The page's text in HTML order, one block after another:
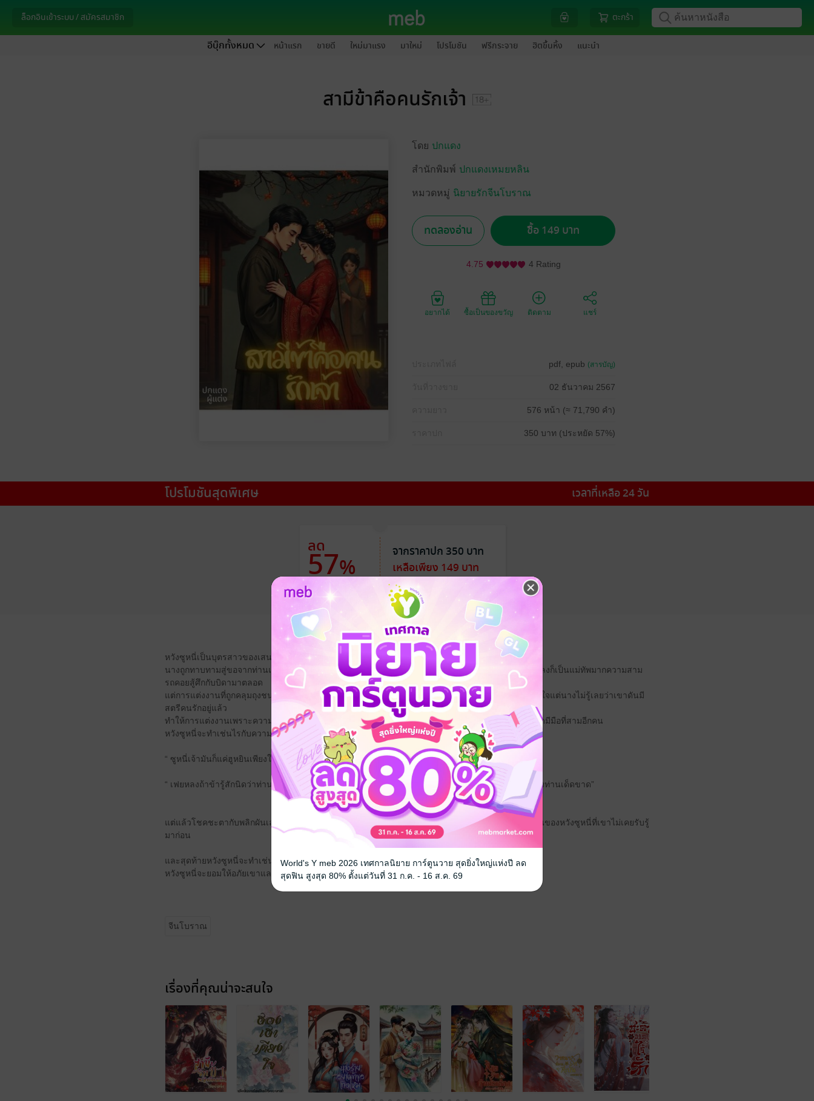
ล็อกอินเข้าระบบ / สมัครสมาชิก ตะกร้า
อีบุ๊กทั้งหมด หน้าแรก ขายดี ใหม่มาแรง มาใหม่ โปรโมชัน ฟรีกระจาย ฮิตขึ้นหิ้ง แนะนำ
สามีข้าคือคนรักเจ้า
โดย ปกแดง
สำนักพิมพ์ ปกแดงเหมยหลิน
หมวดหมู่ นิยายรักจีนโบราณ
ทดลองอ่าน ซื้อ 149 บาท
4.75 4 Rating
อยากได้ ซื้อเป็นของขวัญ ติดตาม แชร์
pdf, epub (สารบัญ)
02 ธันวาคม 2567
576 หน้า (≈ 71,790 คำ)
350 บาท (ประหยัด 57%)
โปรโมชันสุดพิเศษ เวลาที่เหลือ 24 วัน
ลด
57%
จากราคาปก 350 บาท
เหลือเพียง 149 บาท
หวังซูหนี่เป็นบุตรสาวของเสนาบีหวังหลิวหยาง
นางถูกทาบทามสู่ขอจากท่านแม่ทัพใหญ่จางหลี่ จวินเพื่อมาแต่งงานกับบุตรชายคนโตของเขาซึ่งจางเฟยหลงก็เป็นแม่ทัพมากความสาม
รถคอยสู้ศึกกับบิดามาตลอด
แต่การแต่งงานที่ถูกคลุมถุงชนนี้กลับขมขื่นยิ่งนักสำหรับหวังซูหนี่นางไม่ได้ความรักจากผู้เป็นสามียังพอทำใจแต่นางไม่รู้เลยว่าเขาดันมี
สตรีคนรักอยู่แล้ว
ทำให้การแต่งงานเพราะความเหมาะสมทางฐานะทางสังคมในครั้งนี้เหมือนดั่งตกนรกทั้งเป็นเมื่อคู่ครองเกิดมีมือที่สามอีกคน
หวังซูหนี่จะทำเช่นไรกับความสัมพันธ์ที่ซับซ้อนและวุ่นวายในครอบครัวของนาง
“ ซูหนี่เจ้ามันก็แค่ฮูหยินเพียงในนามของข้าที่เอาไว้เชิดหน้าชูตาก็เท่านั้นข้าไม่ได้รักเจ้า”
“ เฟยหลงถ้าข้ารู้สักนิดว่าท่านมีคนรักอยู่แล้วข้าจะไม่ยอมให้บิดาตกปากรับคำการสู่ขอในครั้งนี้กับบิดาของท่านเด็ดขาด”
แต่แล้วโชคชะตากับพลิกผันเล่นตลกเมื่ออยู่ๆทั้งคู่ก็เกิดสลับร่างกันทำให้จางเฟยหลงรับรู้เรื่องราวในอีกด้านของหวังซูหนี่ที่เขาไม่เคยรับรู้
มาก่อน
และสุดท้ายหวังซูหนี่จะทำเช่นไรเมื่อสามีที่ไร้ใจกลับมาหลงรักนาง
หวังซูหนี่จะยอมให้อภัยเขาและกลับมาสร้างครอบครัวที่อบอุ่นกันได้อีกหรือไม่
จีนโบราณ
เรื่องที่คุณน่าจะสนใจ
World's Y meb 2026 เทศกาลนิยาย การ์ตูนวาย สุดยิ่งใหญ่แห่งปี ลด
สุดฟิน สูงสุด 80% ตั้งแต่วันที่ 31 ก.ค. - 16 ส.ค. 69